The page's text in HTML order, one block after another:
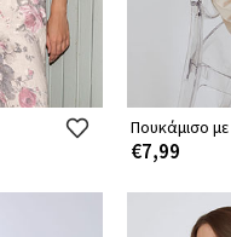
Πουκάμισο
€7,99